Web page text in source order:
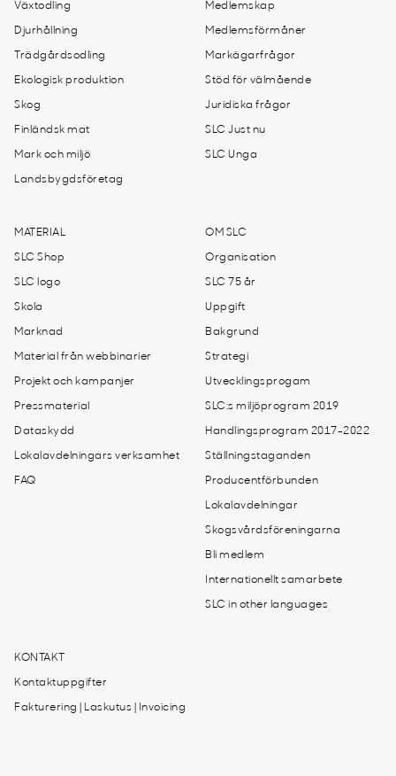
Växtodling
Djurhållning
Trädgårdsodling
Ekologisk produktion
Skog
Finländsk mat
Mark och miljö
Landsbygdsföretag
Medlemskap
Medlemsförmåner
Markägarfrågor
Stöd för välmående
Juridiska frågor
SLC Just nu
SLC Unga
MATERIAL
SLC Shop
SLC logo
Skola
Marknad
Material från webbinarier
Projekt och kampanjer
Pressmaterial
Dataskydd
Lokalavdelningars verksamhet
FAQ
OM SLC
Organisation
SLC 75 år
Uppgift
Bakgrund
Strategi
Utvecklingsprogam
SLC:s miljöprogram 2019
Handlingsprogram 2017-2022
Ställningstaganden
Producentförbunden
Lokalavdelningar
Skogsvårdsföreningarna
Bli medlem
Internationellt samarbete
SLC in other languages
KONTAKT
Kontaktuppgifter
Fakturering | Laskutus | Invoicing